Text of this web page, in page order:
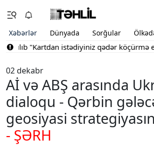
Xəbərlər Dünyada Sorğular
"Kartdan istədiyiniz qədər köçürmə edə
02 dekabr
Aİ və ABŞ arasında
dialoqu - Qərbin
geosiyasi
- ŞƏRH